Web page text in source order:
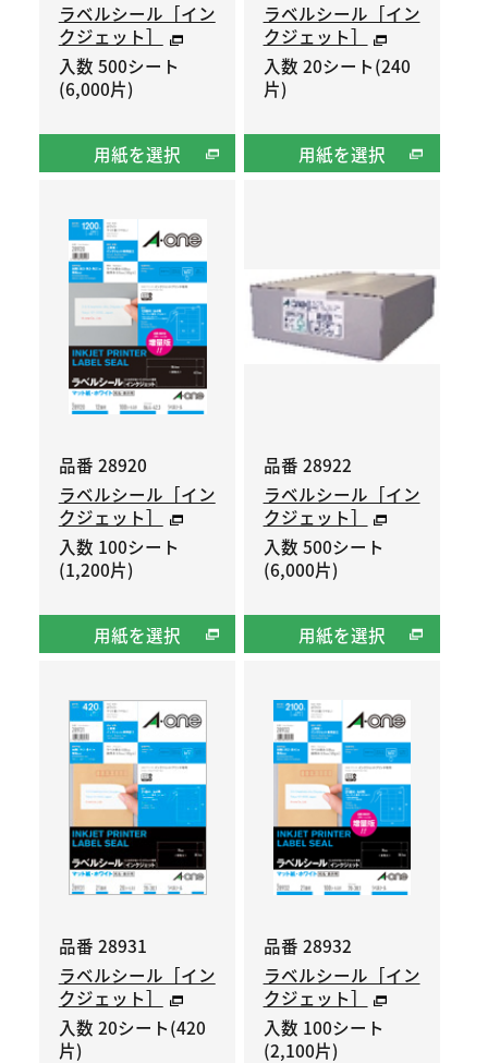
ラベルシール［イン
クジェット］
入数 500シート
(6,000片)
用紙を選択
ラベルシール［イン
クジェット］
入数 20シート(240
片)
用紙を選択
品番 28920
ラベルシール［イン
クジェット］
入数 100シート
(1,200片)
用紙を選択
品番 28922
ラベルシール［イン
クジェット］
入数 500シート
(6,000片)
用紙を選択
品番 28931
ラベルシール［イン
クジェット］
入数 20シート(420
片)
品番 28932
ラベルシール［イン
クジェット］
入数 100シート
(2,100片)